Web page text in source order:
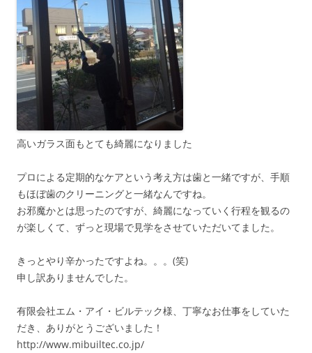
高いガラス面もとても綺麗になりました
プロによる定期的なケアという考え方は歯と一緒ですが、手順
もほぼ歯のクリーニングと一緒なんですね。
お邪魔かとは思ったのですが、綺麗になっていく行程を観るの
が楽しくて、ずっと現場で見学をさせていただいてました。
きっとやり辛かったですよね。。。(笑)
申し訳ありませんでした。
有限会社エム・アイ・ビルテック様、丁寧なお仕事をしていた
だき、ありがとうございました！
http://www.mibuiltec.co.jp/